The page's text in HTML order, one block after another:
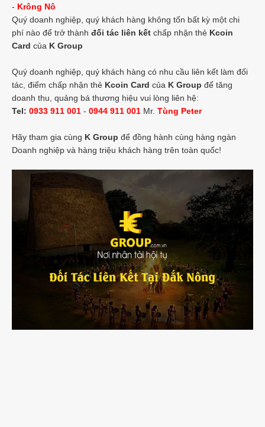
- Krông Nô
Quý doanh nghiệp, quý khách hàng không tốn bất kỳ một chi
phí nào để trở thành đối tác liên kết chấp nhận thẻ Kcoin
Card của K Group
Quý doanh nghiệp, quý khách hàng có nhu cầu liên kết làm đối
tác, điểm chấp nhận thẻ Kcoin Card của K Group để tăng
doanh thu, quảng bá thương hiệu vui lòng liên hệ:
Tel: 0933 911 001 - 0944 911 001 Mr. Tùng Peter
Hãy tham gia cùng K Group để đồng hành cùng hàng ngàn
Doanh nghiệp và hàng triệu khách hàng trên toàn quốc!